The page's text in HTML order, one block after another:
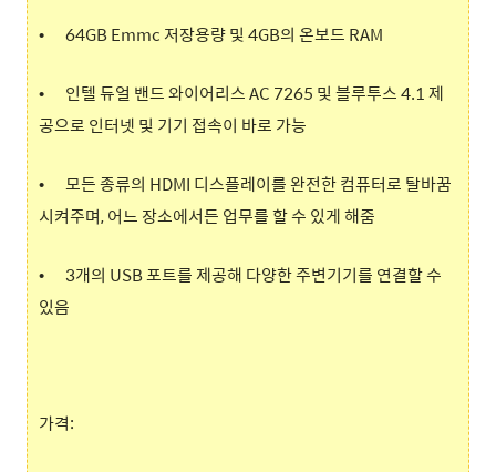
• 64GB Emmc 저장용량 및 4GB의 온보드 RAM
•
인텔 듀얼 밴드 와이어리스 AC 7265 및 블루투스 4.1 제
공으로 인터넷 및 기기 접속이 바로 가능
•
모든 종류의 HDMI 디스플레이를 완전한 컴퓨터로 탈바꿈
시켜주며, 어느 장소에서든 업무를 할 수 있게 해줌
•
3개의 USB 포트를 제공해 다양한 주변기기를 연결할 수
있음
가격: